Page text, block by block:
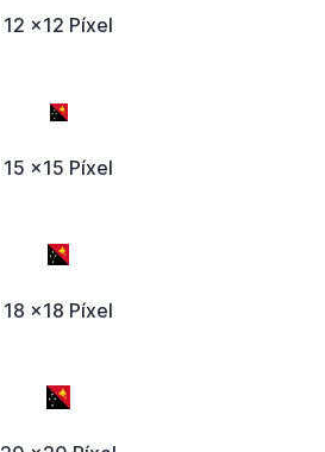
12 x12 Píxel
15 x15 Píxel
18 x18 Píxel